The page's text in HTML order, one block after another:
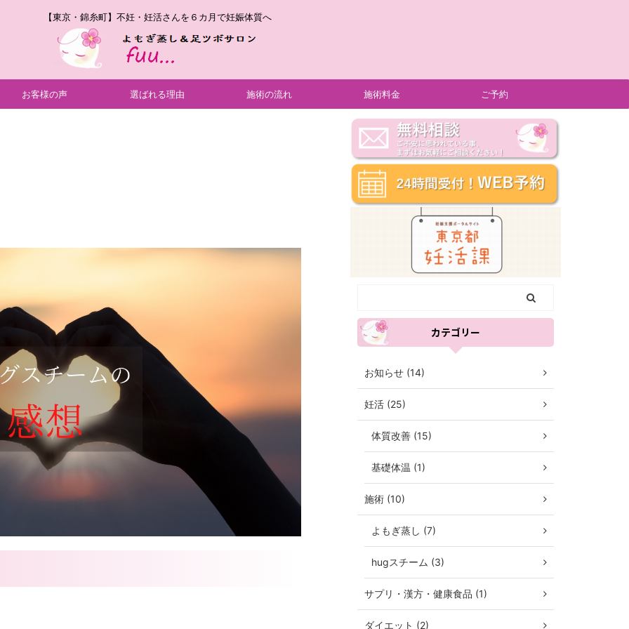
【東京・錦糸町】不妊・妊活さんを６カ月で妊娠体質へ
お客様の声 選ばれる理由 施術の流れ 施術料金 ご予約
カテゴリー
お知らせ (14)
妊活 (25)
体質改善 (15)
基礎体温 (1)
施術 (10)
よもぎ蒸し (7)
hugスチーム (3)
サプリ・漢方・健康食品 (1)
ダイエット (2)